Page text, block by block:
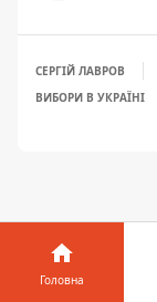
СЕРГІЙ ЛАВРОВ
ВИБОРИ В УКРАЇНІ
Головна